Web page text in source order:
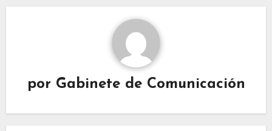
por Gabinete de Comunicación